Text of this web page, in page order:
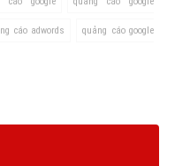
cáo adwords quảng cáo google